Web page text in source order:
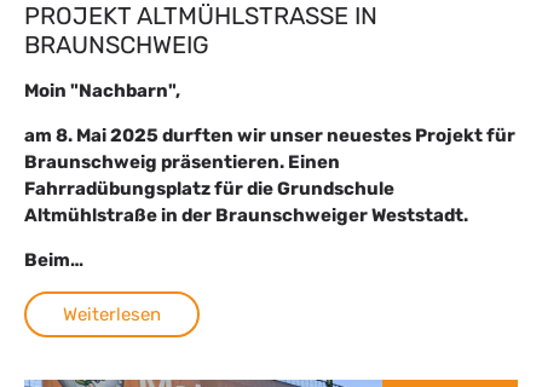
PROJEKT ALTMÜHLSTRASSE IN B
RAUNSCHWEIG
Moin "Nachbarn",
am 8. Mai 2025 durften wir unser neuestes Projekt für
Braunschweig präsentieren. Einen
Fahrradübungsplatz für die Grundschule
Altmühlstraße in der Braunschweiger Weststadt.
Beim…
Weiterlesen